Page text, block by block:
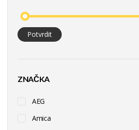
Potvrdit
ZNAČKA
AEG
Amica